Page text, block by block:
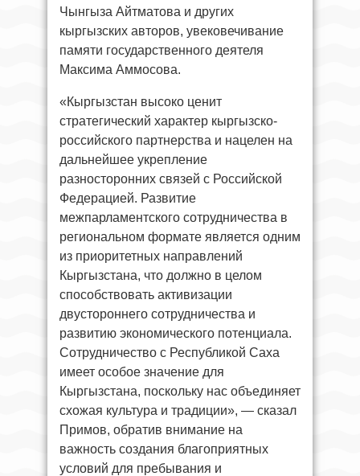
Чынгыза Айтматова и других
кыргызских авторов, увековечивание
памяти государственного деятеля
Максима Аммосова.
«Кыргызстан высоко ценит
стратегический характер кыргызско-
российского партнерства и нацелен на
дальнейшее укрепление
разносторонних связей с Российской
Федерацией. Развитие
межпарламентского сотрудничества в
региональном формате является одним
из приоритетных направлений
Кыргызстана, что должно в целом
способствовать активизации
двустороннего сотрудничества и
развитию экономического потенциала.
Сотрудничество с Республикой Саха
имеет особое значение для
Кыргызстана, поскольку нас объединяет
схожая культура и традиции», — сказал
Примов, обратив внимание на
важность создания благоприятных
условий для пребывания и